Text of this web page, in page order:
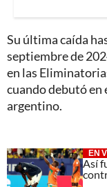
Su última caída
septiembre de
en las
cuando debutó
argentino.
EN
Así